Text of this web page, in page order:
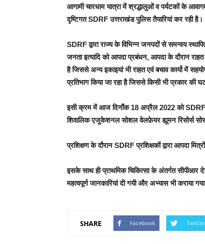
आगामी चारधाम यात्रा में श्रद्धालुओं व पर्यटकों के
दृष्टिगत SDRF उत्तराखंड पुलिस तैयारियां कर रही है।
SDRF द्वारा राज्य के विभिन्न जनपदों से समन्वय
जनता इत्यादि को आपदा प्रबंधन, आपदा के दौरान राहत
है जिससे अन्य इकाइयां भी राहत एवं बचाव कार्यो में
प्रतिभाग किया जा रहा है जिससे किसी भी प्रकार की
इसी क्रम में आज दिनाँक 18 अप्रैल 2022 को SDRF
शिवालिक एजुकेशनल सोशल वेलफ़ेयर ह्यूमन रिसोर्स
प्रशिक्षण के दौरान SDRF प्रशिक्षकों द्वारा आपदा
इसके साथ ही प्राथमिक चिकित्सा के अंतर्गत सीपीआर
महत्वपूर्ण जानकारियां दी गयी और अभ्यास भी कराया
SHARE Facebook Twitter